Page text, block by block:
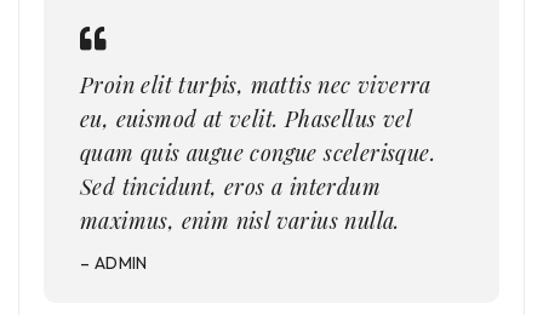
Proin elit turpis, mattis nec viverra
eu, euismod at velit. Phasellus vel
quam quis augue congue scelerisque.
Sed tincidunt, eros a interdum
maximus, enim nisl varius nulla.
– ADMIN